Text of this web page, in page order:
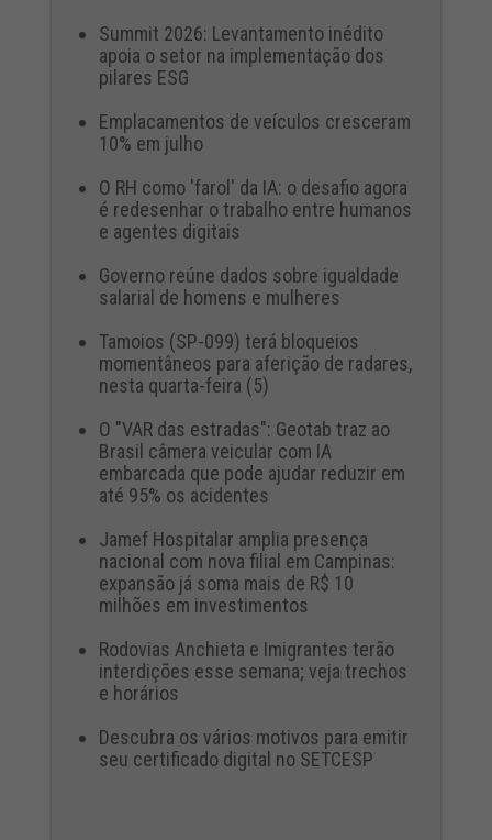
Summit 2026: Levantamento inédito
apoia o setor na implementação dos
pilares ESG
Emplacamentos de veículos cresceram
10% em julho
O RH como 'farol' da IA: o desafio agora
é redesenhar o trabalho entre humanos
e agentes digitais
Governo reúne dados sobre igualdade
salarial de homens e mulheres
Tamoios (SP-099) terá bloqueios
momentâneos para aferição de radares,
nesta quarta-feira (5)
O "VAR das estradas": Geotab traz ao
Brasil câmera veicular com IA
embarcada que pode ajudar reduzir em
até 95% os acidentes
Jamef Hospitalar amplia presença
nacional com nova filial em Campinas:
expansão já soma mais de R$ 10
milhões em investimentos
Rodovias Anchieta e Imigrantes terão
interdições esse semana; veja trechos
e horários
Descubra os vários motivos para emitir
seu certificado digital no SETCESP